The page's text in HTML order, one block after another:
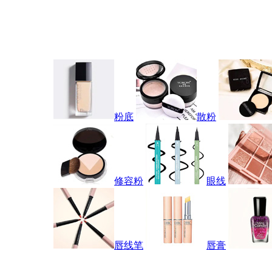
粉底 散粉
修容粉 眼线
唇线笔 唇膏